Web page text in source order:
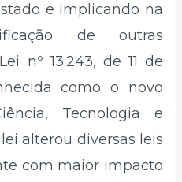
e implicando na
de outras
nº 13.243, de 11 de
como o novo
Tecnologia e
lei alterou diversas leis
com maior impacto